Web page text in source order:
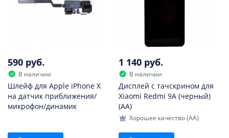
590 руб.
В наличии
Шлейф для Apple iPhone X
на датчик приближения/
микрофон/динамик
1 140 руб.
В наличии
Дисплей с тачскрином для
Xiaomi Redmi 9A (черный)
(AA)
Хорошее качество (AA)